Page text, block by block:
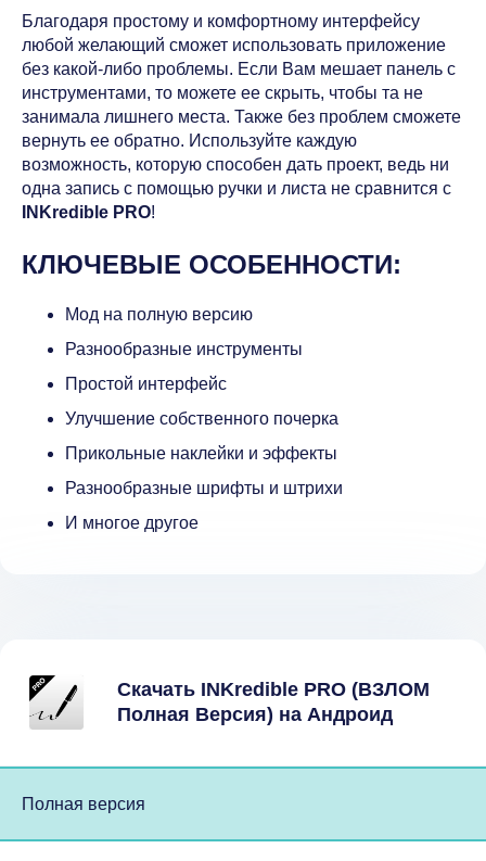
Благодаря простому и комфортному интерфейсу
любой желающий сможет использовать приложение
без какой-либо проблемы. Если Вам мешает панель с
инструментами, то можете ее скрыть, чтобы та не
занимала лишнего места. Также без проблем сможете
вернуть ее обратно. Используйте каждую
возможность, которую способен дать проект, ведь ни
одна запись с помощью ручки и листа не сравнится с
INKredible PRO!
КЛЮЧЕВЫЕ ОСОБЕННОСТИ:
Мод на полную версию
Разнообразные инструменты
Простой интерфейс
Улучшение собственного почерка
Прикольные наклейки и эффекты
Разнообразные шрифты и штрихи
И многое другое
Скачать INKredible PRO (ВЗЛОМ
Полная Версия) на Андроид
Полная версия